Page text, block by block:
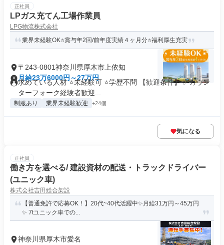
正社員
LPガス充てん工場作業員
LPG物流株式会社
業界未経験OK⭐賞与年2回/前年度実績４ヶ月分⭐福利厚生充実
〒243-0801神奈川県厚木市上依知
月給23万6000円～27万円
求めている人材 ⭐未経験可 ⭐学歴不問 【歓迎条件】 ✅カウン
ターフォーク経験者歓迎...
制服あり 業界未経験歓迎 +24個
気になる
正社員
働き方を選べる/ 建設資材の配送・トラックドライバー
(ユニック車)
株式会社吉田総合架設
【普通免許で応募OK！】20代~40代活躍中✨月給31万円～45万円
✨ 7tユニック車での...
神奈川県厚木市愛名